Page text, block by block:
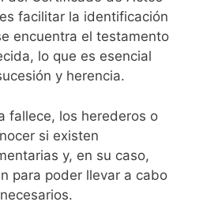
facilitar la identificación
encuentra el testamento
lo que es esencial
y herencia.
fallece, los herederos o
si existen
y, en su caso,
para poder llevar a cabo